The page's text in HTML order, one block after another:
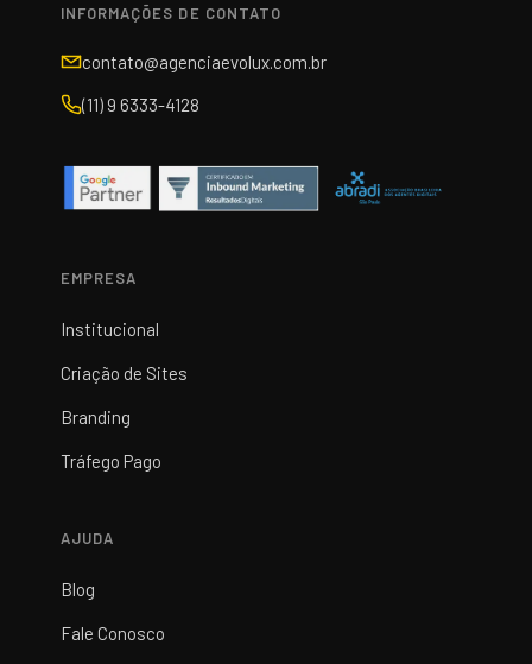
INFORMAÇÕES DE CONTATO
contato@agenciaevolux.com.br
(11) 9 6333-4128
EMPRESA
Institucional
Criação de Sites
Branding
Tráfego Pago
AJUDA
Blog
Fale Conosco